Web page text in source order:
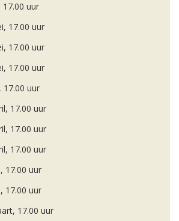
uur
17.00 uur
17.00 uur
17.00 uur
17.00 uur
17.00 uur
17.00 uur
17.00 uur
17.00 uur
17.00 uur
17.00 uur